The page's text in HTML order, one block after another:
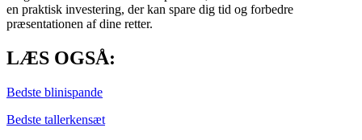
en praktisk investering, der kan spare dig tid og forbedre
præsentationen af dine retter.
LÆS OGSÅ:
Bedste blinispande
Bedste tallerkensæt